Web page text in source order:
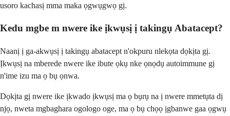
usoro kachasị mma maka ọgwụgwọ gị.
Kedu mgbe m nwere ike ịkwụsị ị takingụ Abatacept?
Naanị ị ga-akwụsị ị takingụ abatacept n'okpuru nlekọta dọkịta gị.
Ịkwụsị na mberede nwere ike ibute ọkụ nke ọnọdụ autoimmune gị
n'ime izu ma ọ bụ ọnwa.
Dọkịta gị nwere ike ịkwado ịkwụsị ma ọ bụrụ na ị nwere mmetụta dị
njọ, nweta mgbaghara ogologo oge, ma ọ bụ chọọ ịgbanwe gaa ọgwụ